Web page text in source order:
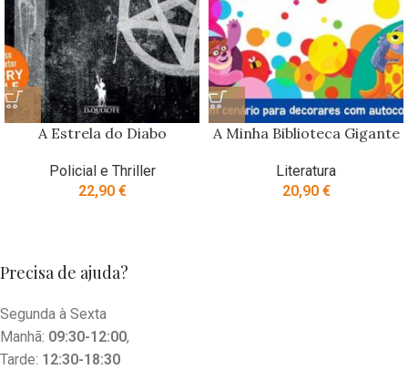
A Estrela do Diabo
Policial e Thriller
22,90 €
A Minha Biblioteca Gigante
Literatura
20,90 €
Precisa de ajuda?
Segunda à Sexta
Manhã: 09:30-12:00,
Tarde: 12:30-18:30